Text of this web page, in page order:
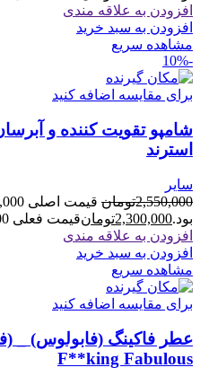
افزودن به علاقه مندی
افزودن به سبد خرید
مشاهده سریع
-10%
برای مقایسه اضافه کنید
شامپو تقویت کننده و
استرند
سایر
2,550,000تومان
بود.2,300,000تومانقیمت فعلی 2,300,000تومان است.
افزودن به علاقه مندی
افزودن به سبد خرید
مشاهده سریع
برای مقایسه اضافه کنید
F**king Fabulous